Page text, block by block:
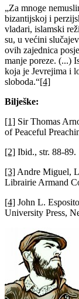
„Za mnoge
bizantijskoj i
vladari, islamski
su, u većini
ovih zajednica
manje poreze. (...)
koja je Jevrejima i
sloboda.“[4]
Bilješke:
[1] Sir Thomas
of Peaceful
[2] Ibid., str. 88-89.
[3] Andre Miguel,
Librairie Armand
[4] John L.
University Press,